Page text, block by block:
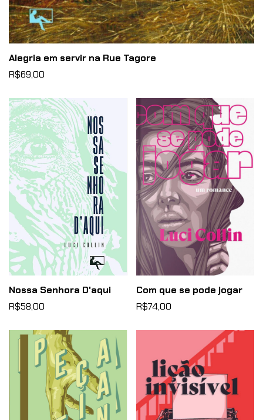
Alegria em servir na Rue Tagore
R$69,00
Nossa Senhora D'aqui
R$58,00
Com que se pode jogar
R$74,00